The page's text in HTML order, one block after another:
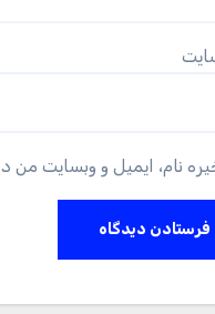
نام، ایمیل و وبسایت من